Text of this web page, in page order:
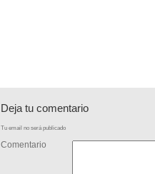
Deja tu comentario
Tu email no será publicado
Comentario